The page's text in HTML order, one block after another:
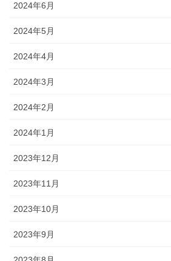
2024年6月
2024年5月
2024年4月
2024年3月
2024年2月
2024年1月
2023年12月
2023年11月
2023年10月
2023年9月